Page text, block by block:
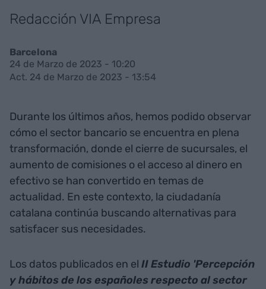
Redacción VIA Empresa
Barcelona
24 de Marzo de 2023 - 10:20
Act. 24 de Marzo de 2023 - 13:54
Durante los últimos años, hemos podido observar
cómo el sector bancario se encuentra en plena
transformación, donde el cierre de sucursales, el
aumento de comisiones o el acceso al dinero en
efectivo se han convertido en temas de
actualidad. En este contexto, la ciudadanía
catalana continúa buscando alternativas para
satisfacer sus necesidades.
Los datos publicados en el II Estudio 'Percepción
y hábitos de los españoles respecto al sector